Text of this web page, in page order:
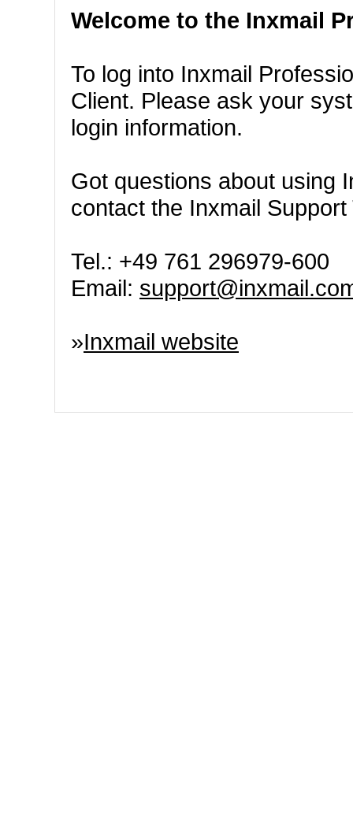
Welcome to the Inxmail
To log into Inxmail
Client. Please ask your
login information.
Got questions about using
contact the Inxmail
Tel.: +49 761 296979-600
Email:
»Inxmail website